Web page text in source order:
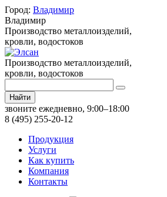
Город: Владимир
Владимир
Производство металлоизделий,
кровли, водостоков
Производство металлоизделий,
кровли, водостоков
Найти
звоните ежедневно, 9:00–18:00
8 (495) 255-20-12
Продукция
Услуги
Как купить
Компания
Контакты